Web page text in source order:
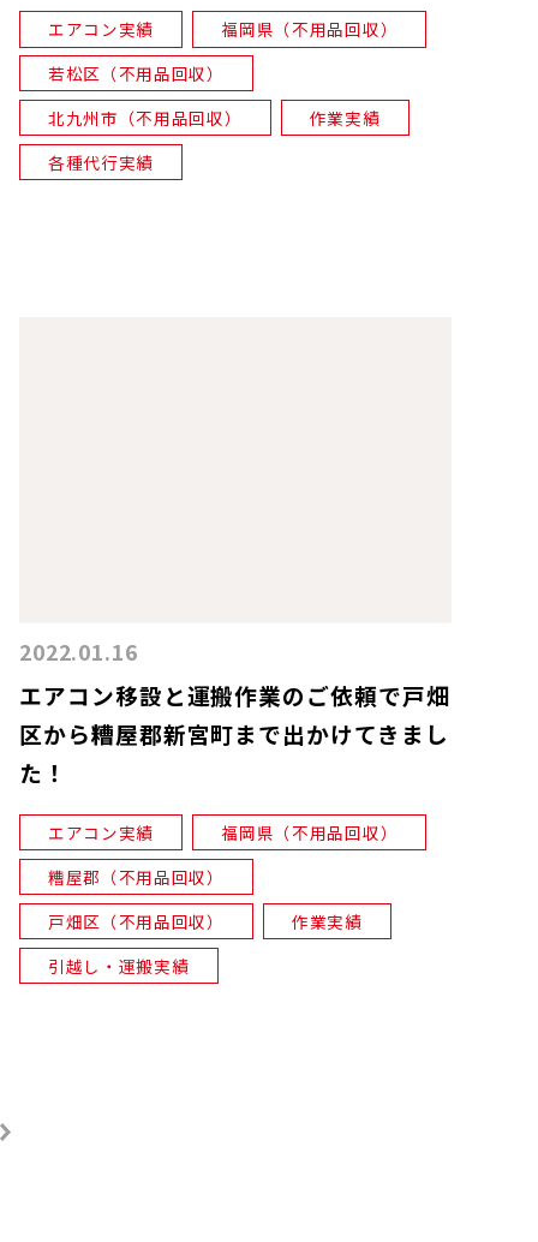
エアコン実績
福岡県（不用品回収）
若松区（不用品回収）
北九州市（不用品回収）
作業実績
各種代行実績
2022.01.16
エアコン移設と運搬作業のご依頼で戸畑
区から糟屋郡新宮町まで出かけてきまし
た！
エアコン実績
福岡県（不用品回収）
糟屋郡（不用品回収）
戸畑区（不用品回収）
作業実績
引越し・運搬実績